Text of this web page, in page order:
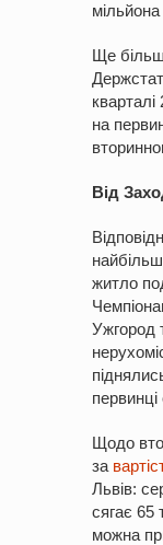
Ще
на
Від
житло
Ужгород
Щодо
за
Львів:
сягає 65
можна